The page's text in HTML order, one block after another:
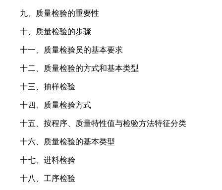
九、质量检验的重要性
十、质量检验的步骤
十一、质量检验员的基本要求
十二、质量检验的方式和基本类型
十三、抽样检验
十四、质量检验方式
十五、按程序、质量特性值与检验方法特征分类
十六、质量检验的基本类型
十七、进料检验
十八、工序检验